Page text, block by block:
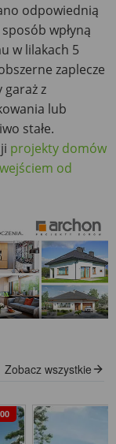
odpowiednią
wpłyną
w lilakach 5
zaplecze
garaż z
lub
stałe.
projekty domów
od
Zobacz wszystkie